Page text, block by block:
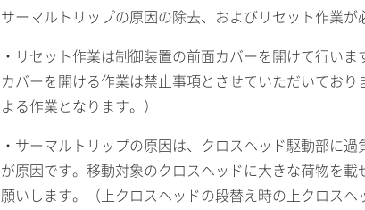
サーマルトリップの原因の除去、およびリセット作業が
・リセット作業は制御装置の前面カバーを開けて行い
カバーを開ける作業は禁止事項とさせていただいてお
よる作業となります。）
・サーマルトリップの原因は、クロスヘッド駆動部に
が原因です。移動対象のクロスヘッドに大きな荷物を
願いします。（上クロスヘッドの段替え時の上クロスヘ